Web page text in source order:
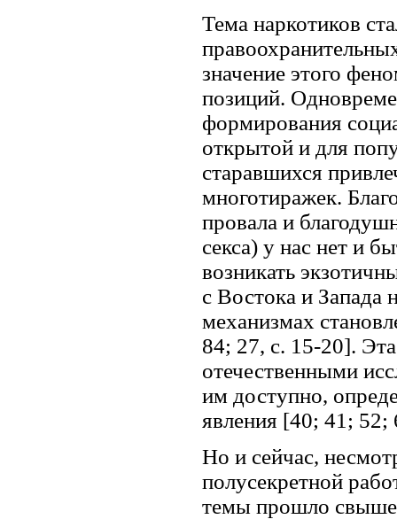
Тема наркотиков
значение этого
позиций.
формирования
открытой и для
старавшихся
многотиражек.
провала и
секса) у нас нет и
возникать
с Востока и Запада
механизмах
84; 27, с. 15-20].
отечественными
им доступно,
явления [40; 41; 52;
Но и сейчас,
полусекретной
темы прошло свыше